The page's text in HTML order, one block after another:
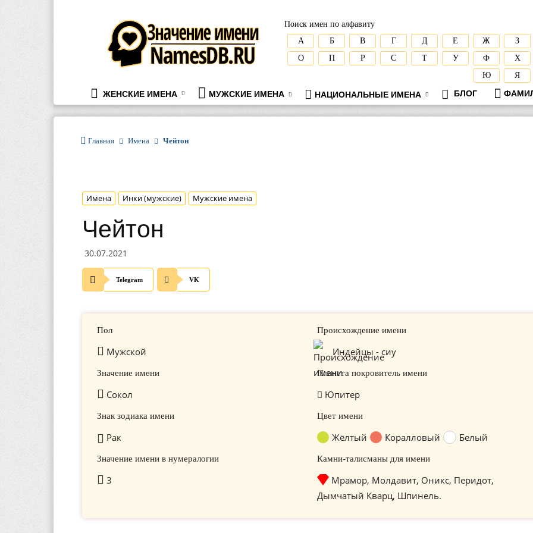
namesdb.ru
Поиск имен по алфавиту
А
Б В Г Д Е Ж
З
О
П Р С Т У Ф
Х
Ю
Я
ЖЕНСКИЕ ИМЕНА МУЖСКИЕ ИМЕНА НАЦИОНАЛЬНЫЕ ИМЕНА БЛОГ
Главная Имена Чейтон
Имена Инки (мужские) Мужские имена
Чейтон
30.07.2021
Telegram VK
Пол
Мужской
Происхождение имени
Индейцы - сиу
Значение имени
Сокол
Планета покровитель имени
Юпитер
Знак зодиака имени
Рак
Цвет имени
Жёлтый Коралловый Белый
Значение имени в нумералогии
3
Камни-талисманы для имени
Мрамор, Молдавит, Оникс, Перидот,
Дымчатый Кварц, Шпинель.